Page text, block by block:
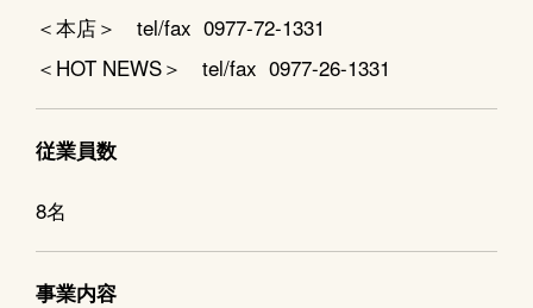
＜本店＞ tel/fax 0977-72-1331
＜HOT NEWS＞ tel/fax 0977-26-1331
従業員数
8名
事業内容